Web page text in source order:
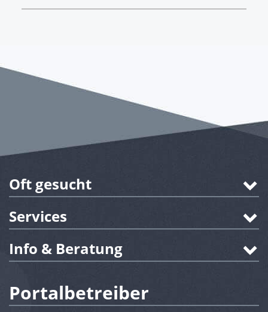
Oft gesucht
Services
Info & Beratung
Portalbetreiber